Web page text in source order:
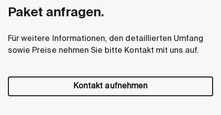
Paket anfragen.
Für weitere Informationen, den detaillierten Umfang
sowie Preise nehmen Sie bitte Kontakt mit uns auf.
Kontakt aufnehmen